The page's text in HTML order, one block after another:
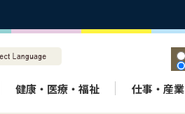
健康・医療・福祉 仕事・産業